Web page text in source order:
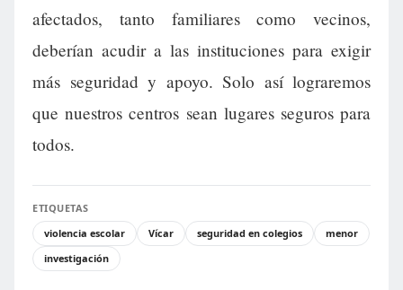
afectados, tanto familiares como vecinos,
deberían acudir a las instituciones para exigir
más seguridad y apoyo. Solo así lograremos
que nuestros centros sean lugares seguros para
todos.
ETIQUETAS
violencia escolar
Vícar seguridad en colegios
menor
investigación